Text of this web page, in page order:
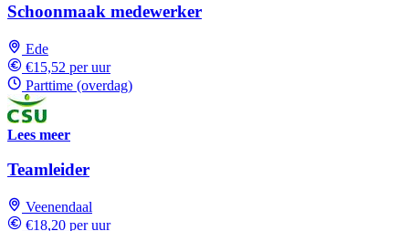
Schoonmaak medewerker
Ede
€15,52 per uur
Parttime (overdag)
Lees meer
Teamleider
Veenendaal
€18,20 per uur